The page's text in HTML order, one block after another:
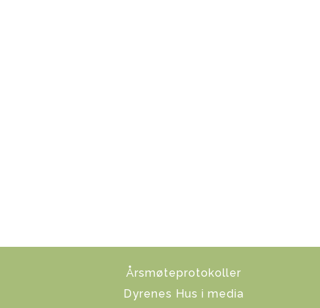
Årsmøteprotokoller
Dyrenes Hus i media